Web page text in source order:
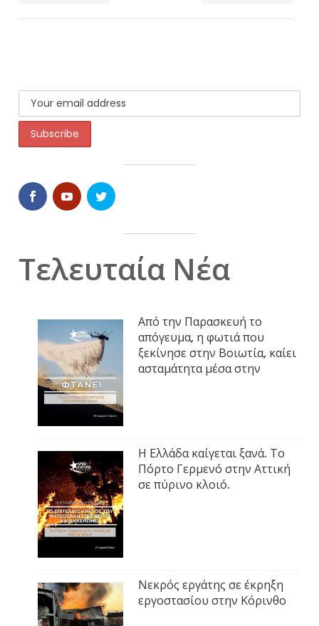
Τελευταία Νέα
Από την Παρασκευή το
απόγευμα, η φωτιά που
ξεκίνησε στην Βοιωτία, καίει
ασταμάτητα μέσα στην
Η Ελλάδα καίγεται ξανά. Το
Πόρτο Γερμενό στην Αττική
σε πύρινο κλοιό.
Νεκρός εργάτης σε έκρηξη
εργοστασίου στην Κόρινθο